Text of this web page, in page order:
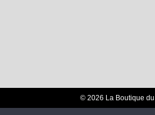
© 2026 La Boutique du